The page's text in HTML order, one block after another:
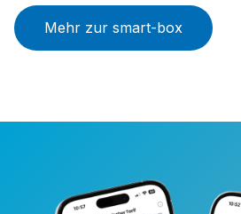
Mehr zur smart-box